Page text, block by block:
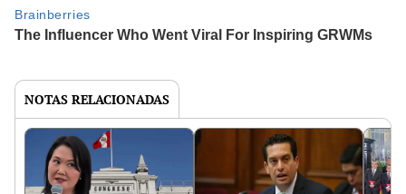
NOTAS RELACIONADAS